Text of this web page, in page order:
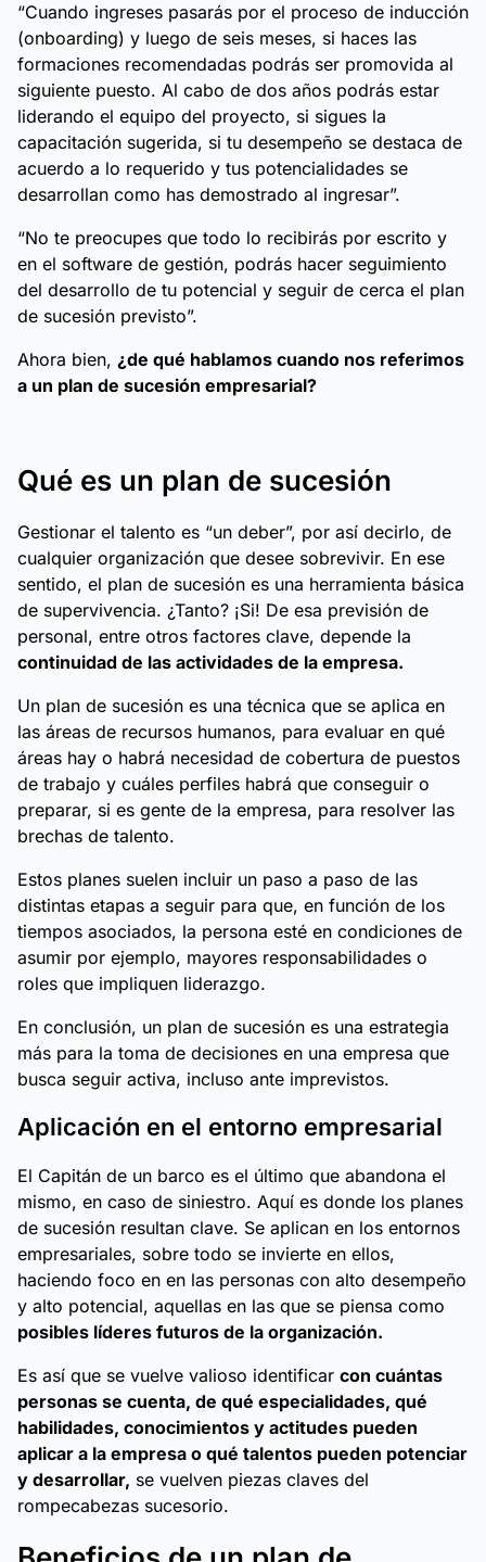
“Cuando ingreses pasarás por el proceso de inducción
(onboarding) y luego de seis meses, si haces las
formaciones recomendadas podrás ser promovida al
siguiente puesto. Al cabo de dos años podrás estar
liderando el equipo del proyecto, si sigues la
capacitación sugerida, si tu desempeño se destaca de
acuerdo a lo requerido y tus potencialidades se
desarrollan como has demostrado al ingresar”.
“No te preocupes que todo lo recibirás por escrito y
en el software de gestión, podrás hacer seguimiento
del desarrollo de tu potencial y seguir de cerca el plan
de sucesión previsto”.
Ahora bien, ¿de qué hablamos cuando nos referimos
a un plan de sucesión empresarial?
Qué es un plan de sucesión
Gestionar el talento es “un deber”, por así decirlo, de
cualquier organización que desee sobrevivir. En ese
sentido, el plan de sucesión es una herramienta básica
de supervivencia. ¿Tanto? ¡Si! De esa previsión de
personal, entre otros factores clave, depende la
continuidad de las actividades de la empresa.
Un plan de sucesión es una técnica que se aplica en
las áreas de recursos humanos, para evaluar en qué
áreas hay o habrá necesidad de cobertura de puestos
de trabajo y cuáles perfiles habrá que conseguir o
preparar, si es gente de la empresa, para resolver las
brechas de talento.
Estos planes suelen incluir un paso a paso de las
distintas etapas a seguir para que, en función de los
tiempos asociados, la persona esté en condiciones de
asumir por ejemplo, mayores responsabilidades o
roles que impliquen liderazgo.
En conclusión, un plan de sucesión es una estrategia
más para la toma de decisiones en una empresa que
busca seguir activa, incluso ante imprevistos.
Aplicación en el entorno empresarial
El Capitán de un barco es el último que abandona el
mismo, en caso de siniestro. Aquí es donde los planes
de sucesión resultan clave. Se aplican en los entornos
empresariales, sobre todo se invierte en ellos,
haciendo foco en en las personas con alto desempeño
y alto potencial, aquellas en las que se piensa como
posibles líderes futuros de la organización.
Es así que se vuelve valioso identificar con cuántas
personas se cuenta, de qué especialidades, qué
habilidades, conocimientos y actitudes pueden
aplicar a la empresa o qué talentos pueden potenciar
y desarrollar, se vuelven piezas claves del
rompecabezas sucesorio.